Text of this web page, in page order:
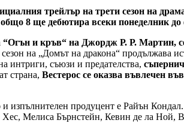
трейлър на трети сезон на
8 ще дебютира всеки понеделник до
и кръв“ на Джордж Р. Р. Мартин,
на „Домът на дракона“ продължава
интриги, съюзи и предателства,
страна, Вестерос се оказва въвлечен
изпълнителен продуцент е Райън
Хес, Мелиса Бърнстейн, Кевин де ла